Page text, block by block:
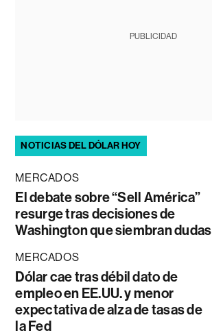
PUBLICIDAD
NOTICIAS DEL DÓLAR HOY
MERCADOS
El debate sobre “Sell América”
resurge tras decisiones de
Washington que siembran dudas
MERCADOS
Dólar cae tras débil dato de
empleo en EE.UU. y menor
expectativa de alza de tasas de
la Fed